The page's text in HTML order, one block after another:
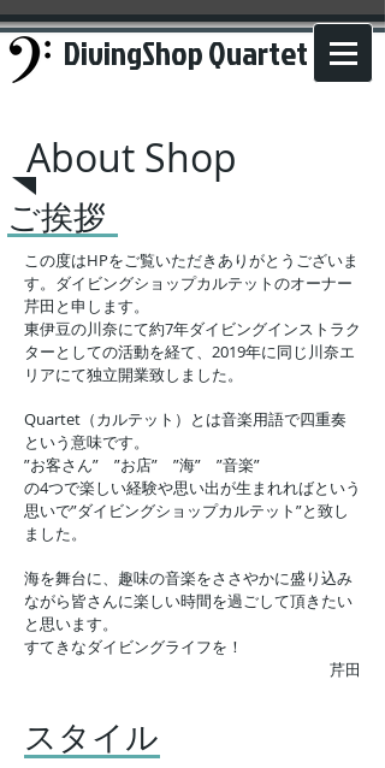
DivingShop Quartet
​About Shop
​ご挨拶
この度はHPをご覧いただきありがとうございま
す。 ダイビングショップカルテットのオーナー
芹田と申します。
東伊豆の川奈にて約7年ダイビングインストラク
ターとしての活動を経て、 2019年に同じ川奈エ
リアにて独立開業致しました。
Quartet（カルテット）とは音楽用語で四重奏
という意味です。
”お客さん” ”お店” ”海” ”音楽”
の4つで楽しい経験や思い出が生まれればという
思いで”ダイビングショップカルテット”と致し
ました。​
海を舞台に、趣味の音楽をささやかに盛り込み
ながら皆さんに楽しい時間を過ごして頂きたい
と思います。
すてきなダイビングライフを！
​芹田
​スタイル